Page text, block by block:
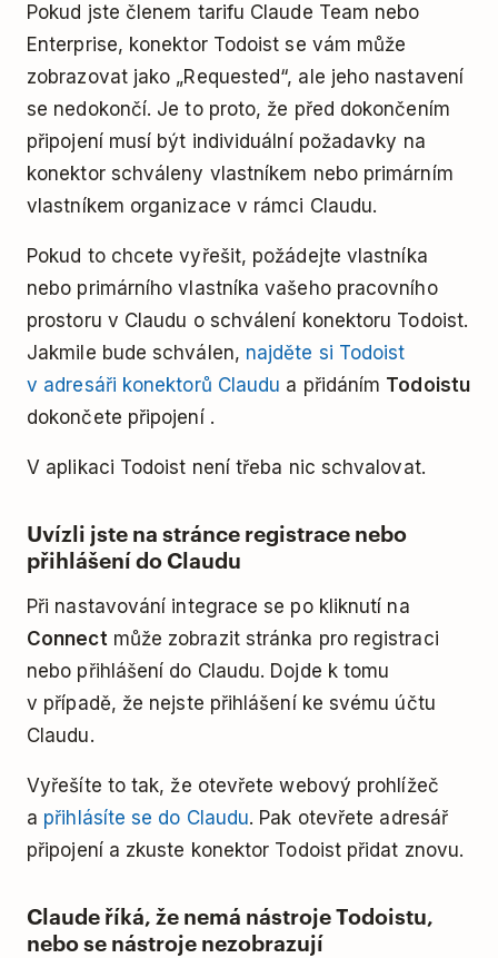
Pokud jste členem tarifu Claude Team nebo
Enterprise, konektor Todoist se vám může
zobrazovat jako „Requested“, ale jeho nastavení
se nedokončí. Je to proto, že před dokončením
připojení musí být individuální požadavky na
konektor schváleny vlastníkem nebo primárním
vlastníkem organizace v rámci Claudu.
Pokud to chcete vyřešit, požádejte vlastníka
nebo primárního vlastníka vašeho pracovního
prostoru v Claudu o schválení konektoru Todoist.
Jakmile bude schválen, najděte si Todoist
v adresáři konektorů Claudu a přidáním Todoistu
dokončete připojení .
V aplikaci Todoist není třeba nic schvalovat.
Uvízli jste na stránce registrace nebo
přihlášení do Claudu
Při nastavování integrace se po kliknutí na
Connectmůže zobrazit stránka pro registraci
nebo přihlášení do Claudu. Dojde k tomu
v případě, že nejste přihlášení ke svému účtu
Claudu.
Vyřešíte to tak, že otevřete webový prohlížeč
a přihlásíte se do Claudu. Pak otevřete adresář
připojení a zkuste konektor Todoist přidat znovu.
Claude říká, že nemá nástroje Todoistu,
nebo se nástroje nezobrazují